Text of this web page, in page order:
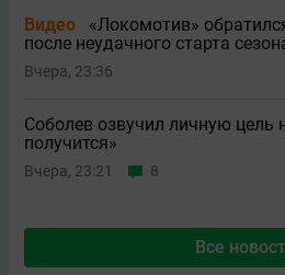
Видео
«Локомотив»
после неудачного старта
Вчера, 23:36
Соболев озвучил личную цель
получится»
Вчера, 23:21 8
Все